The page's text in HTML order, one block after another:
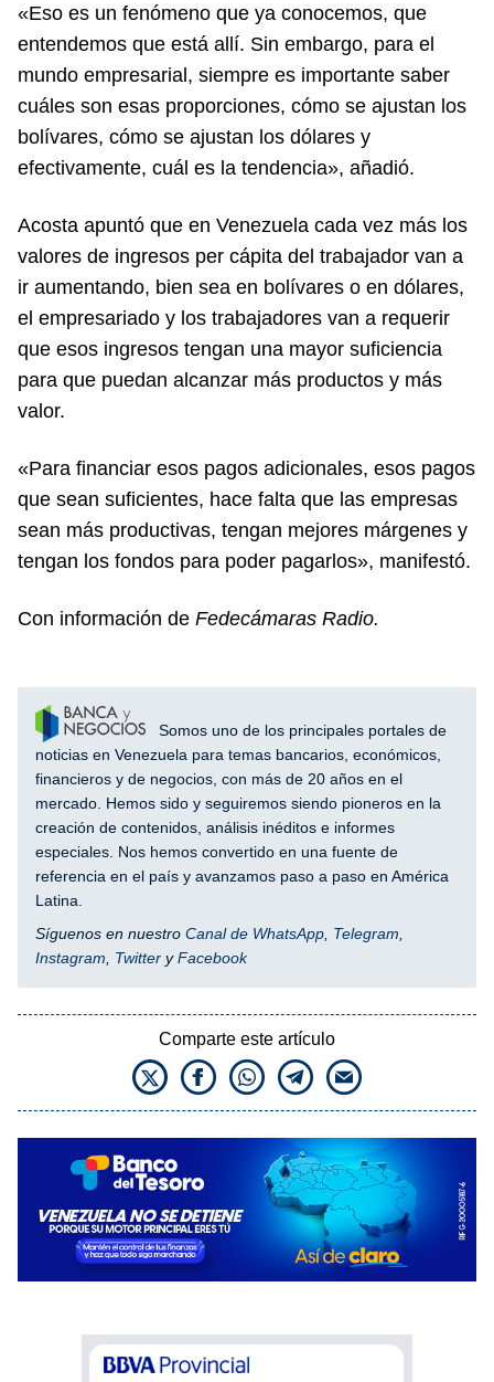
«Eso es un fenómeno que ya conocemos, que
entendemos que está allí. Sin embargo, para el
mundo empresarial, siempre es importante saber
cuáles son esas proporciones, cómo se ajustan los
bolívares, cómo se ajustan los dólares y
efectivamente, cuál es la tendencia», añadió.
Acosta apuntó que en Venezuela cada vez más los
valores de ingresos per cápita del trabajador van a
ir aumentando, bien sea en bolívares o en dólares,
el empresariado y los trabajadores van a requerir
que esos ingresos tengan una mayor suficiencia
para que puedan alcanzar más productos y más
valor.
«Para financiar esos pagos adicionales, esos pagos
que sean suficientes, hace falta que las empresas
sean más productivas, tengan mejores márgenes y
tengan los fondos para poder pagarlos», manifestó.
Con información de Fedecámaras Radio.
Somos uno de los principales portales de
noticias en Venezuela para temas bancarios, económicos,
financieros y de negocios, con más de 20 años en el
mercado. Hemos sido y seguiremos siendo pioneros en la
creación de contenidos, análisis inéditos e informes
especiales. Nos hemos convertido en una fuente de
referencia en el país y avanzamos paso a paso en América
Latina.
Síguenos en nuestro Canal de WhatsApp Telegram
Instagram
Twitter yFacebook
Comparte este artículo